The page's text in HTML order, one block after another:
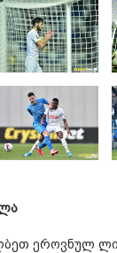
ეროვნულ